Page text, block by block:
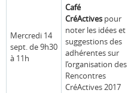
Mercredi 14
sept. de 9h30
à 11h
Café
CréActives pour
noter les idées et
suggestions des
adhérentes sur
l’organisation des
Rencontres
CréActives 2017